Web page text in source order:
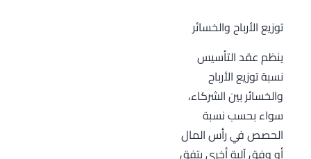
توزيع الأرباح والخسائر
ينظم عقد التأسيس
نسبة توزيع الأرباح
والخسائر بين الشركاء،
سواء بحسب نسبة
الحصص في رأس المال
أو وفق آلية أخرى يتفق